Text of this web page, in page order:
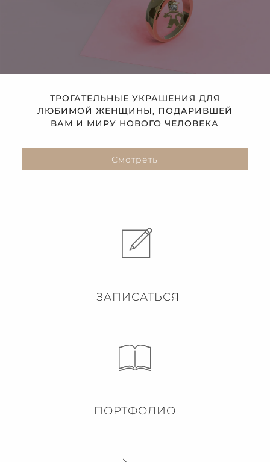
ТРОГАТЕЛЬНЫЕ УКРАШЕНИЯ ДЛЯ
ЛЮБИМОЙ ЖЕНЩИНЫ, ПОДАРИВШЕЙ
ВАМ И МИРУ НОВОГО ЧЕЛОВЕКА
Смотреть
ЗАПИСАТЬСЯ
ПОРТФОЛИО